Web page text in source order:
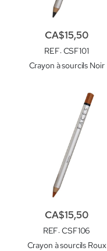
REF: CSF101
Crayon à sourcils Noir
CA$15,50
REF: CSF106
Crayon à sourcils Roux
CA$15,50